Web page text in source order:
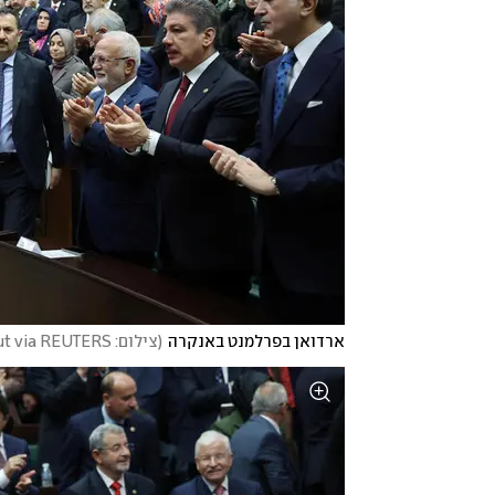
ארדואן בפרלמנט באנקרה (צילום: Murat Cetinmuhurdar/PPO/Handout via REUTERS